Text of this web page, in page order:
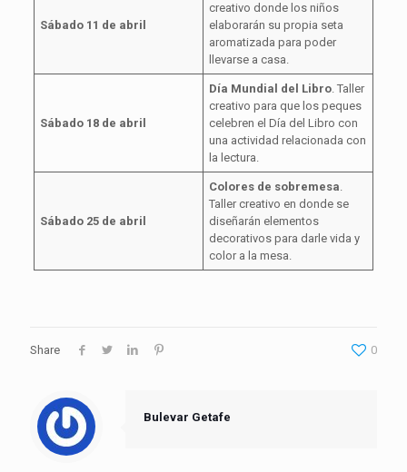
Sábado 11 de abril
creativo donde los niños
elaborarán su propia seta
aromatizada para poder
llevarse a casa.
Sábado 18 de abril
Día Mundial del Libro. Taller
creativo para que los peques
celebren el Día del Libro con
una actividad relacionada con
la lectura.
Sábado 25 de abril
Colores de sobremesa.
Taller creativo en donde se
diseñarán elementos
decorativos para darle vida y
color a la mesa.
Share 0
Bulevar Getafe